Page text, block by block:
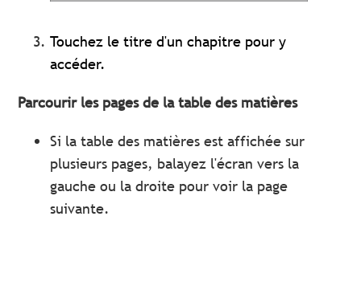
Touchez le titre d'un chapitre pour y
accéder.
Parcourir les pages de la table des matières
Si la table des matières est affichée sur
plusieurs pages, balayez l'écran vers la
gauche ou la droite pour voir la page
suivante.